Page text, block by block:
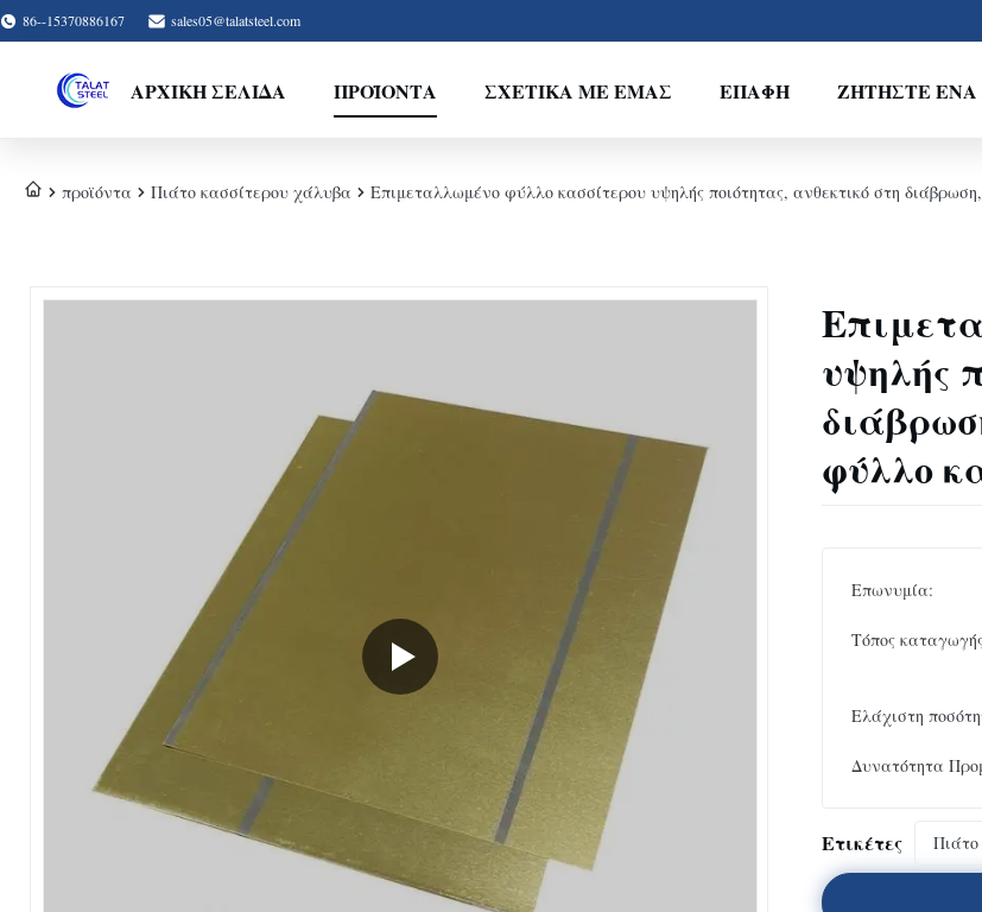
86--15370886167 sales05@talatsteel.com
ΑΡΧΙΚΉ ΣΕΛΊΔΑ ΠΡΟΪΌΝΤΑ ΣΧΕΤΙΚΆ ΜΕ ΕΜΆΣ ΕΠΑΦΉ ΖΗΤΉΣΤΕ
προϊόντα Πιάτο κασσίτερου χάλυβα Επιμεταλλωμένο φύλλο κασσίτερου υψηλής ποιότητας, ανθεκτικό στη
υψηλής
φύλλο
Επωνυμία:
Τόπος
Ελάχιστη
Δυνατότητα
Ετικέτες